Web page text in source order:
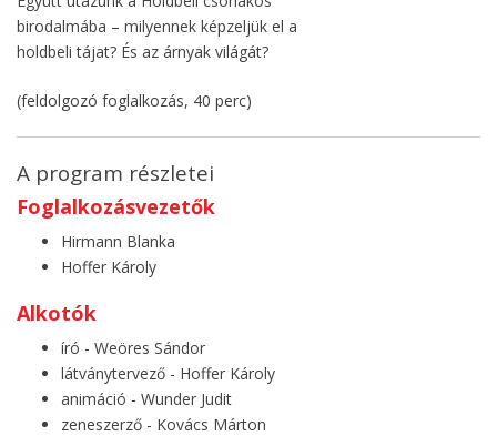
birodalmába – milyennek képzeljük el a
holdbeli tájat? És az árnyak világát?
(feldolgozó foglalkozás, 40 perc)
A program részletei
Foglalkozásvezetők
Hirmann Blanka
Hoffer Károly
Alkotók
író - Weöres Sándor
látványtervező - Hoffer Károly
animáció - Wunder Judit
zeneszerző - Kovács Márton